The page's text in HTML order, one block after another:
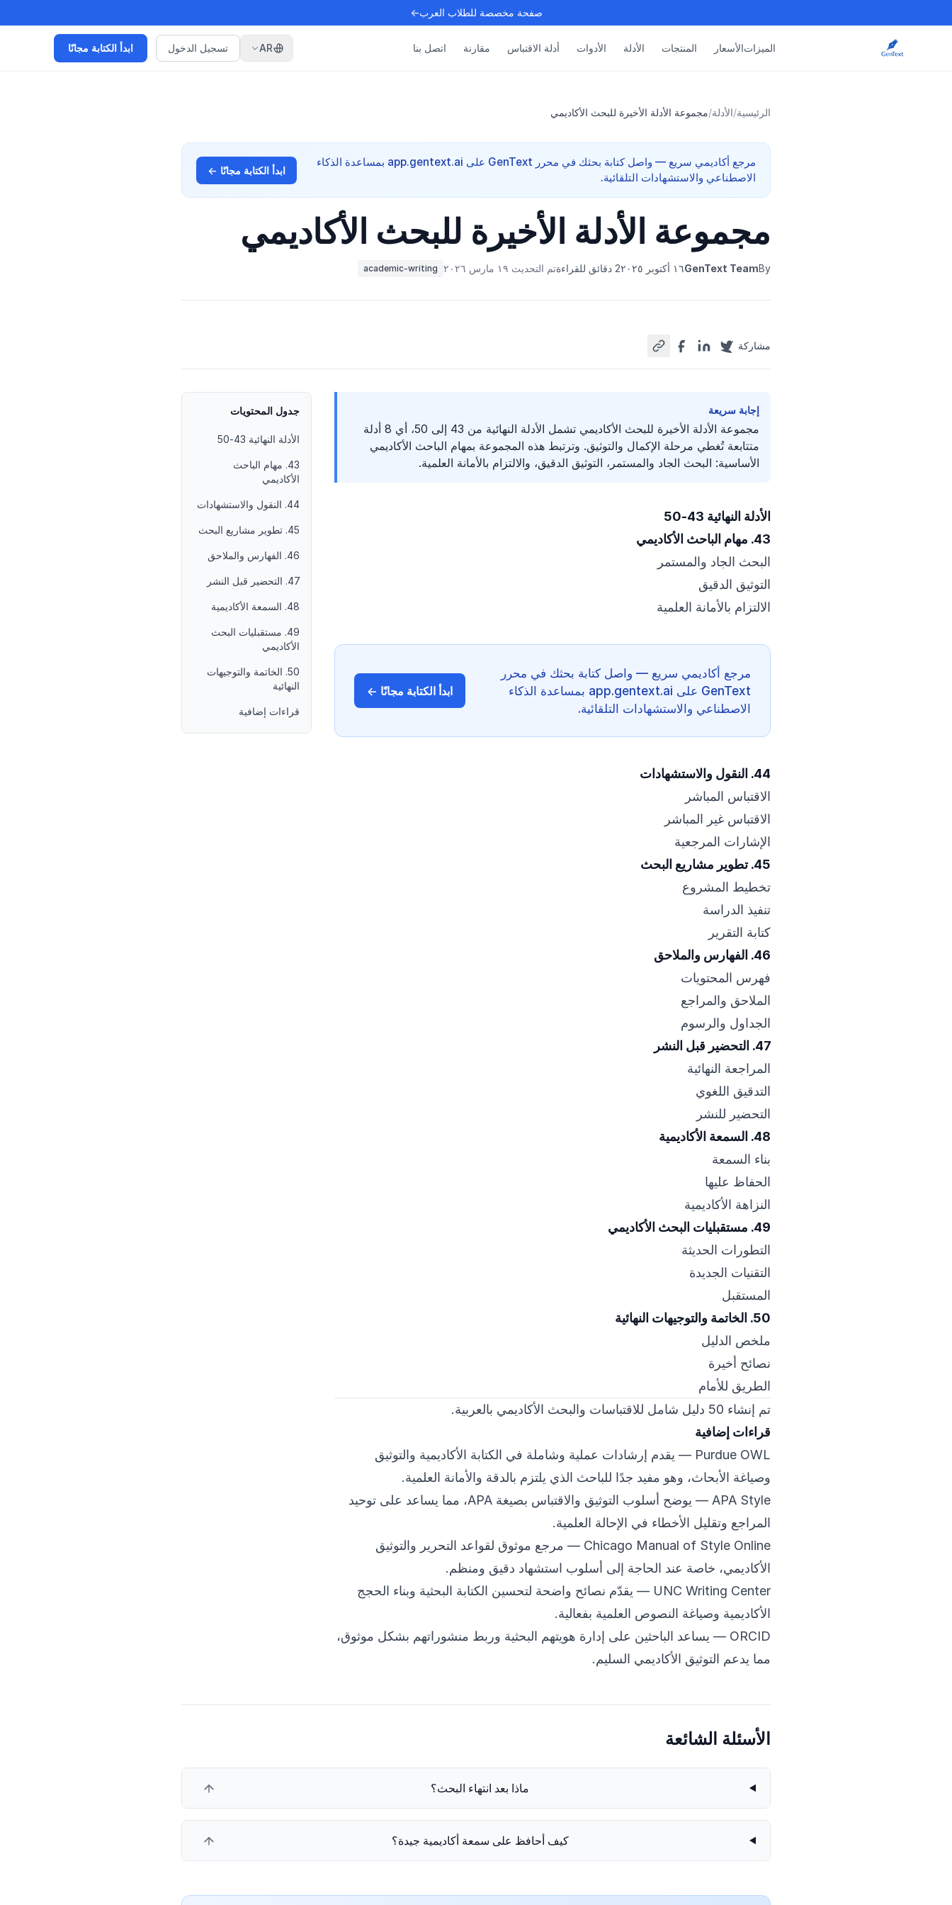
صفحة مخصصة للطلاب العرب←
الميزاتالأسعار المنتجات الأدلة الأدوات أدلة الاقتباس مقارنة اتصل بنا AR تسجيل الدخول ابدأ الكتابة مجانًا
الرئيسية/الأدلة/مجموعة الأدلة الأخيرة للبحث الأكاديمي
مرجع أكاديمي سريع — واصل كتابة بحثك في محرر GenText على app.gentext.ai بمساعدة الذكاء
الاصطناعي والاستشهادات التلقائية.
ابدأ الكتابة مجانًا ←
مجموعة الأدلة الأخيرة للبحث الأكاديمي
By
GenText Team١٦ أكتوبر ٢٠٢٥ 2 دقائق للقراءة تم التحديث ١٩ مارس ٢٠٢٦ academic-writing
مشاركة
إجابة سريعة
مجموعة الأدلة الأخيرة للبحث الأكاديمي تشمل الأدلة النهائية من 43 إلى 50، أي 8 أدلة
متتابعة تُغطي مرحلة الإكمال والتوثيق. وترتبط هذه المجموعة بمهام الباحث الأكاديمي
الأساسية: البحث الجاد والمستمر، التوثيق الدقيق، والالتزام بالأمانة العلمية.
الأدلة النهائية 43-50
43. مهام الباحث الأكاديمي
البحث الجاد والمستمر
التوثيق الدقيق
الالتزام بالأمانة العلمية
مرجع أكاديمي سريع — واصل كتابة بحثك في محرر
GenText على app.gentext.ai بمساعدة الذكاء
الاصطناعي والاستشهادات التلقائية.
ابدأ الكتابة مجانًا ←
44. النقول والاستشهادات
الاقتباس المباشر
الاقتباس غير المباشر
الإشارات المرجعية
45. تطوير مشاريع البحث
تخطيط المشروع
تنفيذ الدراسة
كتابة التقرير
46. الفهارس والملاحق
فهرس المحتويات
الملاحق والمراجع
الجداول والرسوم
47. التحضير قبل النشر
المراجعة النهائية
التدقيق اللغوي
التحضير للنشر
48. السمعة الأكاديمية
بناء السمعة
الحفاظ عليها
النزاهة الأكاديمية
49. مستقبليات البحث الأكاديمي
التطورات الحديثة
التقنيات الجديدة
المستقبل
50. الخاتمة والتوجيهات النهائية
ملخص الدليل
نصائح أخيرة
الطريق للأمام
تم إنشاء 50 دليل شامل للاقتباسات والبحث الأكاديمي بالعربية.
قراءات إضافية
Purdue OWL — يقدم إرشادات عملية وشاملة في الكتابة الأكاديمية والتوثيق
وصياغة الأبحاث، وهو مفيد جدًا للباحث الذي يلتزم بالدقة والأمانة العلمية.
APA Style
— يوضح أسلوب التوثيق والاقتباس بصيغة APA، مما يساعد على توحيد
المراجع وتقليل الأخطاء في الإحالة العلمية.
Chicago Manual of Style Online — مرجع موثوق لقواعد التحرير والتوثيق
الأكاديمي، خاصة عند الحاجة إلى أسلوب استشهاد دقيق ومنظم.
UNC Writing Center — يقدّم نصائح واضحة لتحسين الكتابة البحثية وبناء الحجج
الأكاديمية وصياغة النصوص العلمية بفعالية.
ORCID — يساعد الباحثين على إدارة هويتهم البحثية وربط منشوراتهم بشكل موثوق،
مما يدعم التوثيق الأكاديمي السليم.
جدول المحتويات
الأدلة النهائية 43-50
43. مهام الباحث
الأكاديمي
44. النقول والاستشهادات
45. تطوير مشاريع البحث
46. الفهارس والملاحق
47. التحضير قبل النشر
48. السمعة الأكاديمية
49. مستقبليات البحث
الأكاديمي
50. الخاتمة والتوجيهات
النهائية
قراءات إضافية
الأسئلة الشائعة
ماذا بعد انتهاء البحث؟
كيف أحافظ على سمعة أكاديمية جيدة؟